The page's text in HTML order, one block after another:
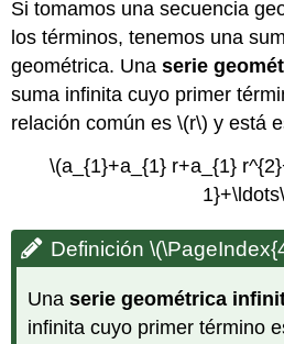
Si tomamos una secuencia
los términos, tenemos una
geométrica. Unaserie
suma infinita cuyo primer
relación común es\(r\) y está
\(a_{1}+a_{1} r+a_{1}
Definición
Unaserie geométrica
infinita cuyo primer término